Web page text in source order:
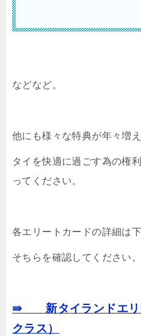
などなど。
他にも様々な特典が年々増
タイを快適に過ごす為の権
ってください。
各エリートカードの詳細は
そちらを確認してください。
⇛ 新タイランドエリ
クラス）